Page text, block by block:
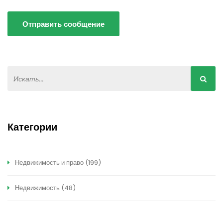
Отправить сообщение
Категории
Недвижимость и право (199)
Недвижимость (48)